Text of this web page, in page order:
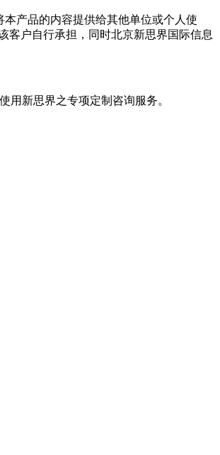
产品的内容提供给其他单位或个人使
客户自行承担，同时北京新思界国际信息
用新思界之专项定制咨询服务。